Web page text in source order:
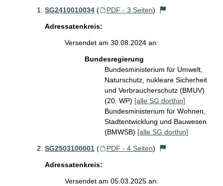
SG2410010034 ( PDF - 3 Seiten)
Adressatenkreis:
Versendet am 30.08.2024 an:
Bundesregierung
Bundesministerium für Umwelt,
Naturschutz, nukleare Sicherheit
und Verbraucherschutz (BMUV)
(20. WP) [alle SG dorthin]
Bundesministerium für Wohnen,
Stadtentwicklung und Bauwesen
(BMWSB) [alle SG dorthin]
SG2503100001 ( PDF - 4 Seiten)
Adressatenkreis:
Versendet am 05.03.2025 an: